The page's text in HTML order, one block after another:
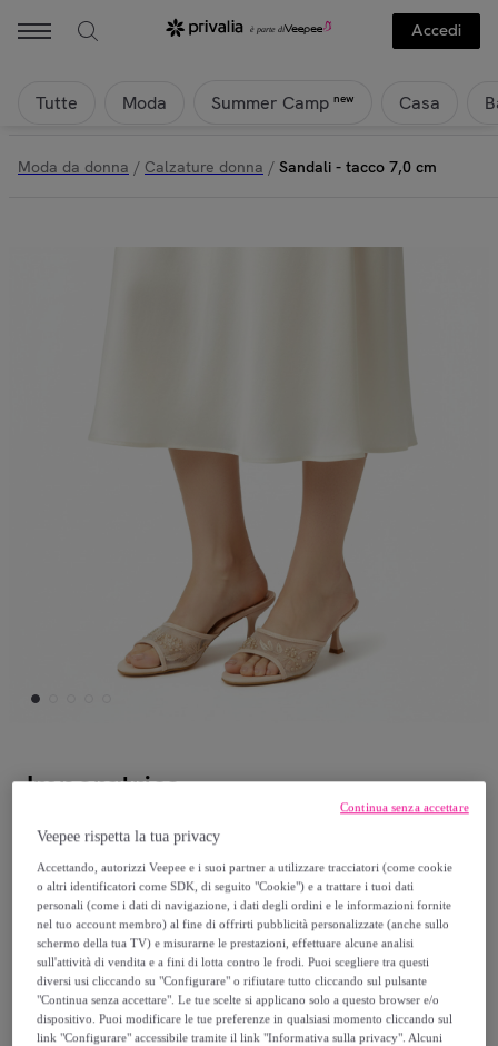
Accedi
Tutte Moda Summer Camp new Casa
Moda da donna / Calzature donna / Sandali - tacco 7,0 cm
Imperatrice
Sandali - tacco 7,0 cm
19,90 €
133,00 €
-85%
Venduto daImperatrice Srl
Veepee rispetta la tua privacy
Accettando, autorizzi Veepee e i suoi partner a utilizzare tracciatori (come cookie
o altri identificatori come SDK, di seguito "Cookie") e a trattare i tuoi dati
personali (come i dati di navigazione, i dati degli ordini e le informazioni fornite
nel tuo account membro) al fine di offrirti pubblicità personalizzate (anche sullo
schermo della tua TV) e misurarne le prestazioni, effettuare alcune analisi
sull'attività di vendita e a fini di lotta contro le frodi. Puoi scegliere tra questi
diversi usi cliccando su "Configurare" o rifiutare tutto cliccando sul pulsante
"Continua senza accettare". Le tue scelte si applicano solo a questo browser e/o
dispositivo. Puoi modificare le tue preferenze in qualsiasi momento cliccando sul
link "Configurare" accessibile tramite il link "Informativa sulla privacy". Alcuni
Continua senza accettare